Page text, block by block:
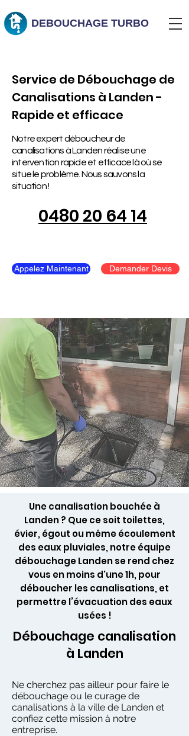
DEBOUCHAGE TURBO
Service de Débouchage de
Canalisations à Landen -
Rapide et efficace
Notre expert déboucheur de
canalisations à Landen réalise une
intervention rapide et efficace là où se
situe le problème. Nous sauvons la
situation !
0480 20 64 14
Appelez Maintenant Demander Devis
Une canalisation bouchée à
Landen ? Que ce soit toilettes,
évier, égout ou même écoulement
des eaux pluviales, notre équipe
débouchage Landen se rend chez
vous en moins d'une 1h, pour
déboucher les canalisations, et
permettre l’évacuation des eaux
usées !
Débouchage canalisation
à Landen
Ne cherchez pas ailleur pour faire le
débouchage ou le curage de
canalisations à la ville de Landen et
confiez cette mission à notre
entreprise.